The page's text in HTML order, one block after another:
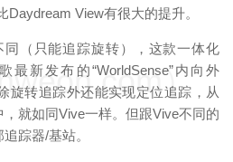
Daydream View有很大的提升。
同（只能追踪旋转），这款一体化
最新发布的“WorldSense”内向外
旋转追踪外还能实现定位追踪，从
就如同Vive一样。但跟Vive不同的
踪器/基站。
）